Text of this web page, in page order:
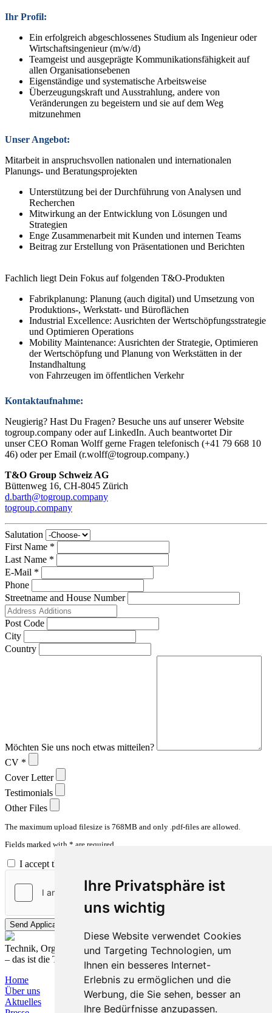
Ihre Privatsphäre ist
uns wichtig
Diese Website verwendet Cookies
und Targeting Technologien, um
Ihnen ein besseres Internet-
Erlebnis zu ermöglichen und die
Werbung, die Sie sehen, besser an
Ihre Bedürfnisse anzupassen.
Ihr Profil:
Ein erfolgreich abgeschlossenes Studium als Ingenieur oder
Wirtschaftsingenieur (m/w/d)
Teamgeist und ausgeprägte Kommunikationsfähigkeit auf
allen Organisationsebenen
Eigenständige und systematische Arbeitsweise
Überzeugungskraft und Ausstrahlung, andere von
Veränderungen zu begeistern und sie auf dem Weg
mitzunehmen
Unser Angebot:
Mitarbeit in anspruchsvollen nationalen und internationalen
Planungs- und Beratungsprojekten
Unterstützung bei der Durchführung von Analysen und
Recherchen
Mitwirkung an der Entwicklung von Lösungen und
Strategien
Enge Zusammenarbeit mit Kunden und internen Teams
Beitrag zur Erstellung von Präsentationen und Berichten
Fachlich liegt Dein Fokus auf folgenden T&O-Produkten
Fabrikplanung: Planung (auch digital) und Umsetzung von
Produktions-, Werkstatt- und Büroflächen
Industrial Excellence: Ausrichten der Wertschöpfungsstrategie
und Optimieren Operations
Mobility Maintenance: Ausrichten der Strategie, Optimieren
der Wertschöpfung und Planung von Werkstätten in der
Instandhaltung
von Fahrzeugen im öffentlichen Verkehr
Kontaktaufnahme:
Neugierig? Hast Du Fragen? Besuche uns auf unserer Website
togroup.company oder auf LinkedIn. Auch beantwortet Dir
unser CEO Roman Wolff gerne Fragen telefonisch (+41 79 668 10
46) oder per Email (r.wolff@togroup.company.)
T&O Group Schweiz AG
Büttenweg 16, CH-8045 Zürich
d.barth@togroup.company
togroup.company
Salutation
First Name *
Last Name *
E-Mail *
Phone
Streetname and House Number
Post Code
City
Country
Möchten Sie uns noch etwas mitteilen?
CV *
Cover Letter
Testimonials
Other Files
The maximum upload filesize is 768MB and only .pdf-files are allowed.
Fields marked with * are required.
I accept the Privacy Agreement
Technik, Organisation und Prozesse nachhaltig verbinden
– das ist die T&O Group.
Home
Über uns
Aktuelles